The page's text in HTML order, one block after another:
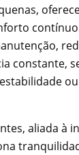
constante,
aliada à